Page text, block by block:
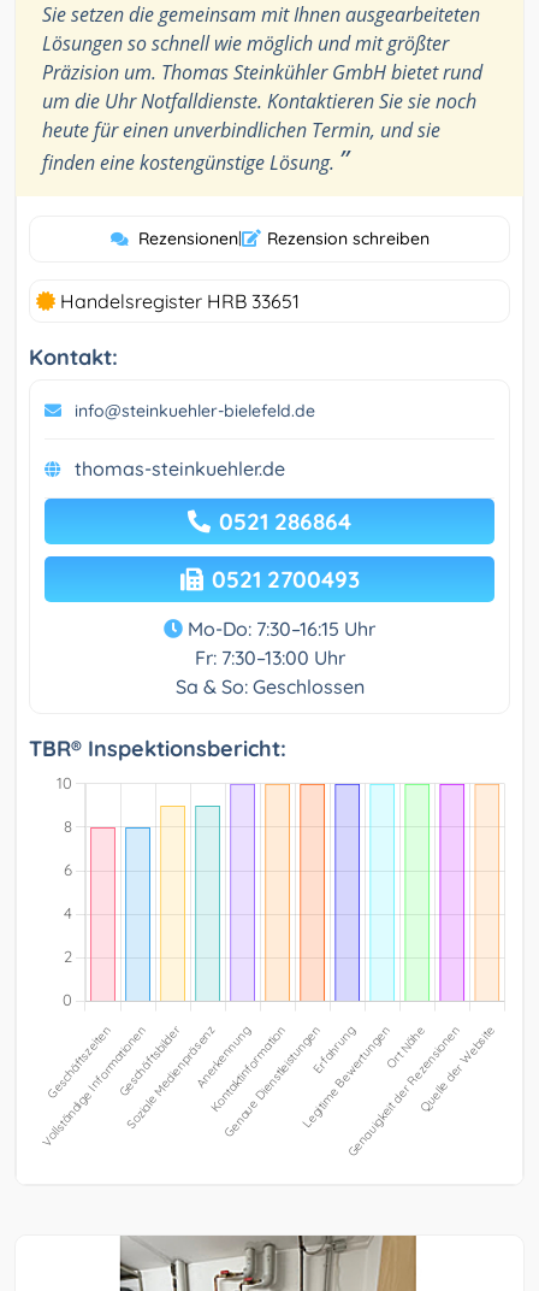
Sie setzen die gemeinsam mit Ihnen ausgearbeiteten
Lösungen so schnell wie möglich und mit größter
Präzision um. Thomas Steinkühler GmbH bietet rund
um die Uhr Notfalldienste. Kontaktieren Sie sie noch
heute für einen unverbindlichen Termin, und sie
finden eine kostengünstige Lösung. ”
Rezensionen| Rezension schreiben
Handelsregister HRB 33651
Kontakt:
info@steinkuehler-bielefeld.de
thomas-steinkuehler.de
0521 286864
0521 2700493
Mo-Do: 7:30–16:15 Uhr
Fr: 7:30–13:00 Uhr
Sa & So: Geschlossen
TBR® Inspektionsbericht: